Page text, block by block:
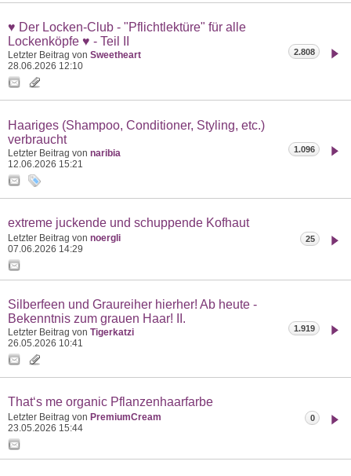
♥ Der Locken-Club - "Pflichtlektüre" für alle
Lockenköpfe ♥ - Teil II
Letzter Beitrag von Sweetheart
28.06.2026 12:10
2.808
Haariges (Shampoo, Conditioner, Styling, etc.)
verbraucht
Letzter Beitrag von naribia
12.06.2026 15:21
1.096
extreme juckende und schuppende Kofhaut
Letzter Beitrag von noergli
07.06.2026 14:29
25
Silberfeen und Graureiher hierher! Ab heute -
Bekenntnis zum grauen Haar! II.
Letzter Beitrag von Tigerkatzi
26.05.2026 10:41
1.919
That‘s me organic Pflanzenhaarfarbe
Letzter Beitrag von PremiumCream
23.05.2026 15:44
0